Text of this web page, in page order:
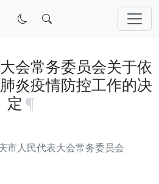
会常务委员会关于依
炎疫情防控工作的决
定
市人民代表大会常务委员会